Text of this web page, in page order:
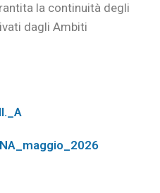
la continuità degli
dagli Ambiti